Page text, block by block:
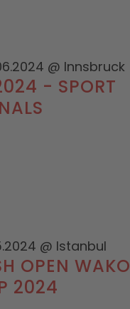
@ Innsbruck
- SPORT
@ Istanbul
OPEN WAKO
2024